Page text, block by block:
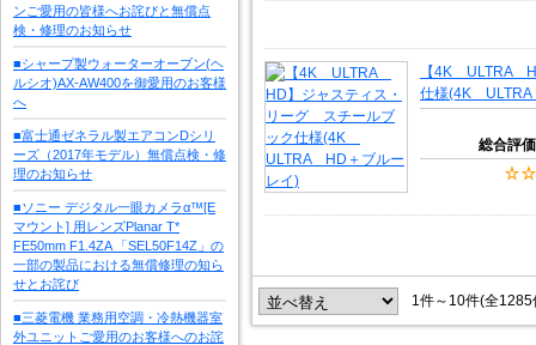
ンご愛用の皆様へお詫びと無償点
検・修理のお知らせ
■シャープ製ウォーターオーブン(ヘ
ルシオ)AX-AW400を御愛用のお客様
へ
■富士通ゼネラル製エアコンDシリ
ーズ（2017年モデル）無償点検・修
理のお知らせ
■ソニー デジタル一眼カメラα™[E
マウント] 用レンズPlanar T*
FE50mm F1.4ZA 「SEL50F14Z」の
一部の製品における無償修理の知ら
せとお詫び
■三菱電機 業務用空調・冷熱機器室
外ユニットご愛用のお客様へのお詫
【4K ULTRA
仕様(4K
総合評価
1件～10件(全